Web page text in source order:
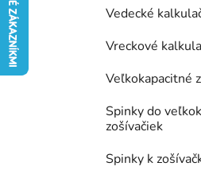
Vedecké
Vreckové
Veľkokapacitné
Spinky do
zošívačiek
Spinky k